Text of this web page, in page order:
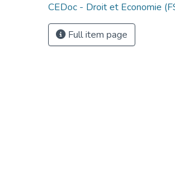
CEDoc - Droit et Economie
Full item page